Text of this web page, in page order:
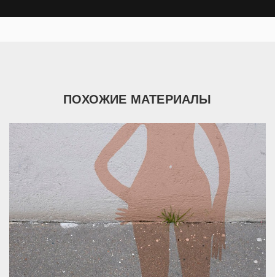
ПОХОЖИЕ МАТЕРИАЛЫ